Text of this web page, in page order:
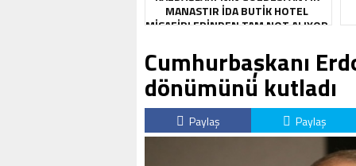
MANASTIR İDA BUTIK HOTEL
MISAFIRLERINDEN TAM NOT ALIYOR
Cumhurbaşkanı
dönümünü kutladı
Paylaş Paylaş